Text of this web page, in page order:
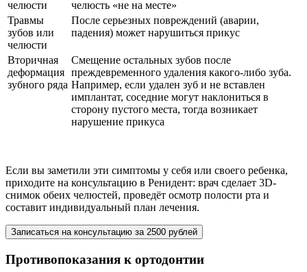
челюсти
челюсть «не на месте»
Травмы
зубов или
челюсти
После серьезных повреждений (аварии,
падения) может нарушиться прикус
Вторичная
деформация
зубного ряда
Смещение остальных зубов после
преждевременного удаления какого-либо зуба.
Например, если удален зуб и не вставлен
имплантат, соседние могут наклониться в
сторону пустого места, тогда возникает
нарушение прикуса
Если вы заметили эти симптомы у себя или своего ребенка,
приходите на консультацию в Ренидент: врач сделает 3D-
снимок обеих челюстей, проведёт осмотр полости рта и
составит индивидуальный план лечения.
Записаться на консультацию за 2500 рублей
Противопоказания к ортодонтии